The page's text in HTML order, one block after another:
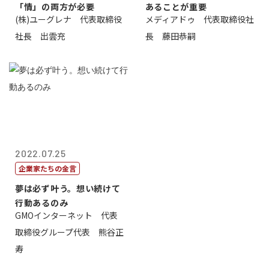
「情」の両方が必要
(株)ユーグレナ 代表取締役
社長 出雲充
あることが重要
メディアドゥ 代表取締役社
長 藤田恭嗣
2022.07.25
企業家たちの金言
夢は必ず叶う。想い続けて
行動あるのみ
GMOインターネット 代表
取締役グループ代表 熊谷正
寿